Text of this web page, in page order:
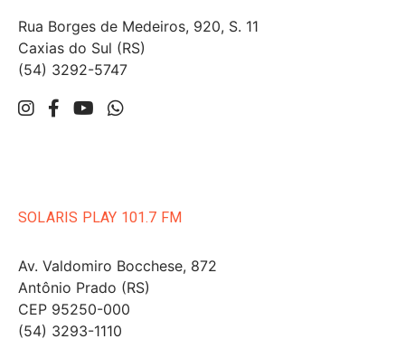
Rua Borges de Medeiros, 920, S. 11
Caxias do Sul (RS)
(54) 3292-5747
SOLARIS PLAY 101.7 FM
Av. Valdomiro Bocchese, 872
Antônio Prado (RS)
CEP 95250-000
(54) 3293-1110